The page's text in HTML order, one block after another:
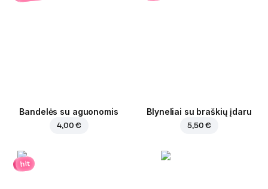
Bandelės su aguonomis
4,00 €
Blyneliai su braškių įdaru
5,50 €
hit